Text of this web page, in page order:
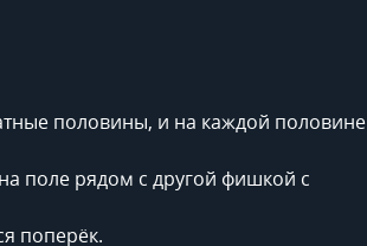
половины, и на каждой половине
поле рядом с другой фишкой с
поперёк.